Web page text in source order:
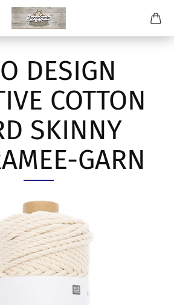
DESIGN
COTTON
SKINNY
GARN